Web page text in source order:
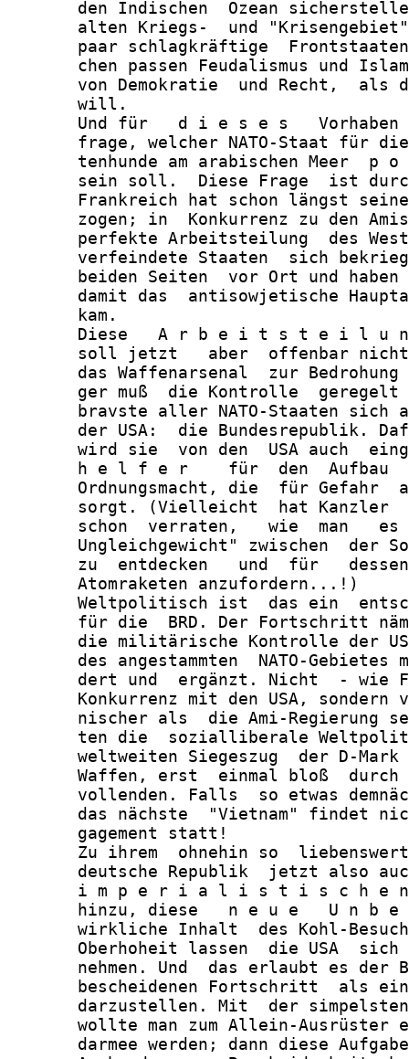
den Indischen  Ozean
alten Kriegs-  und
paar schlagkräftige
chen passen Feudalismus und
von Demokratie  und Recht,  als
       will.
Und für   d i e s e s
frage, welcher NATO-Staat für
tenhunde am arabischen Meer  p
sein soll.  Diese Frage  ist
Frankreich hat schon längst
zogen; in  Konkurrenz zu den
perfekte Arbeitsteilung  des
verfeindete Staaten  sich
beiden Seiten  vor Ort und
damit das  antisowjetische
       kam.
Diese   A r b e i t s t e i l u
soll jetzt   aber  offenbar
das Waffenarsenal  zur
ger muß  die Kontrolle
bravste aller NATO-Staaten sich
der USA:  die Bundesrepublik.
wird sie  von den  USA auch
h e l f e r    für  den  Aufbau
Ordnungsmacht, die  für Gefahr
sorgt. (Vielleicht  hat Kanzler
schon  verraten,   wie  man
Ungleichgewicht" zwischen  der
zu  entdecken   und  für
       Atomraketen anzufordern...!)
Weltpolitisch ist  das ein
für die  BRD. Der Fortschritt
die militärische Kontrolle der
des angestammten  NATO-Gebietes
dert und  ergänzt. Nicht  - wie
Konkurrenz mit den USA, sondern
nischer als  die Ami-Regierung
ten die  sozialliberale
weltweiten Siegeszug  der D-
Waffen, erst  einmal bloß
vollenden. Falls  so etwas
das nächste  "Vietnam" findet
       gagement statt!
Zu ihrem  ohnehin so
deutsche Republik  jetzt also
i m p e r i a l i s t i s c h e
hinzu, diese   n e u e   U n b
wirkliche Inhalt  des Kohl-
Oberhoheit lassen  die USA
nehmen. Und  das erlaubt es der
bescheidenen Fortschritt  als
darzustellen. Mit  der
wollte man zum Allein-Ausrüster
darmee werden; dann diese